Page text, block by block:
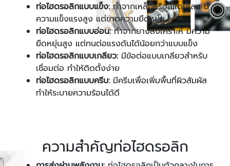
ท่อไฮดรอลิกแบบแข็ง:ทำจากเหล็กหรือสแตนเลส มี
ความแข็งแรงสูง แต่ขาดความยืดหยุ่น
ท่อไฮดรอลิกแบบอ่อน:ทำจากยางสังเคราะห์ มีความ
ยืดหยุ่นสูง แต่ทนต่อแรงดันได้น้อยกว่าแบบแข็ง
ท่อไฮดรอลิกแบบเกลียว: มีข้อต่อแบบเกลียวสำหรับ
เชื่อมต่อ ทำให้ติดตั้งง่าย
ท่อไฮดรอลิกแบบครีบ: มีครีบเพื่อเพิ่มพื้นที่ผิวสัมผัส
ทำให้ระบายความร้อนได้ดี
ความสำคัญท่อไฮดรอลิก